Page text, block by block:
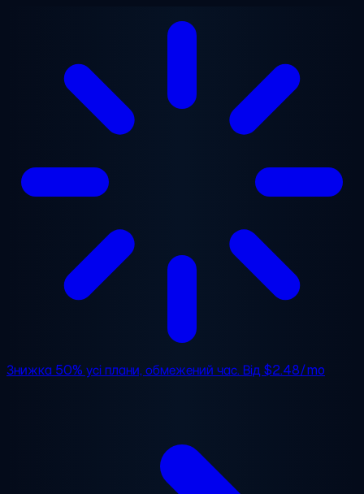
Знижка 50% усі плани, обмежений час. Від$2.48/mo